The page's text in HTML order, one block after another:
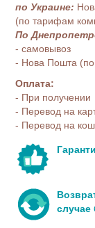
по Украине:
(по тарифам
По
- самовывоз
- Нова Пошта
Оплата:
- При получении
- Перевод на
- Перевод на